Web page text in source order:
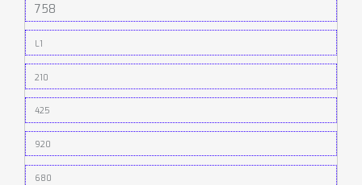
758
L1
210
425
920
680